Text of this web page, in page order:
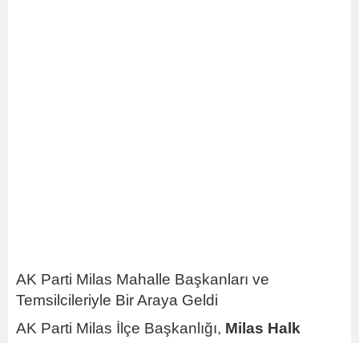
AK Parti Milas Mahalle Başkanları ve
Temsilcileriyle Bir Araya Geldi
AK Parti Milas İlçe Başkanlığı, Milas Halk